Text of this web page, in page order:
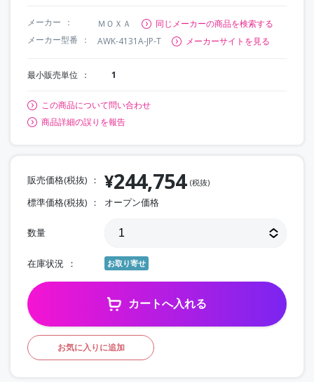
メーカー ＭＯＸＡ
同じメーカーの商品を検索する
メーカー型番
AWK-4131A-JP-T メーカーサイトを見る
最小販売単位 1
この商品について問い合わせ
商品詳細の誤りを報告
販売価格(税抜) ¥244,754 (税抜)
標準価格(税抜) オープン価格
数量
在庫状況 お取り寄せ
カートへ入れる
お気に入りに追加